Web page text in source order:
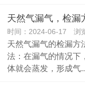
天然气漏气，检漏
时间：2024-06-17 浏
天然气漏气的检漏方
法：在漏气的情况下
体就会蒸发，形成气